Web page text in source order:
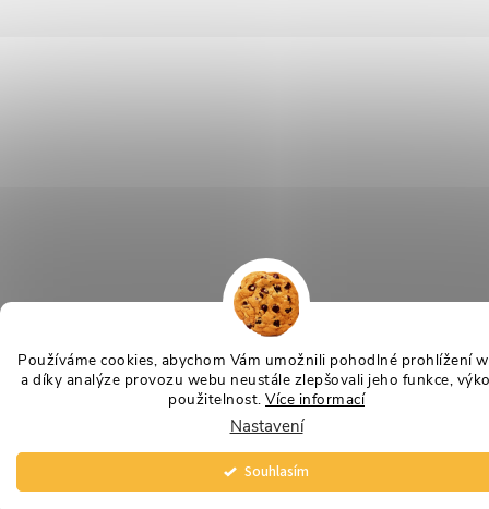
Používáme cookies, abychom Vám umožnili pohodlné prohlížení
a díky analýze provozu webu neustále zlepšovali jeho funkce,
použitelnost. Více informací
Nastavení
Souhlasím